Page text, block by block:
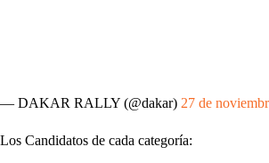
— DAKAR RALLY (@dakar) 27 de
Los Candidatos de cada categoría: